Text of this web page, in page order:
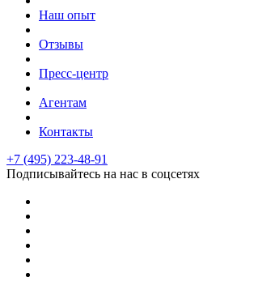
Наш опыт
Отзывы
Пресс-центр
Агентам
Контакты
+7 (495) 223-48-91
Подписывайтесь на нас в соцсетях